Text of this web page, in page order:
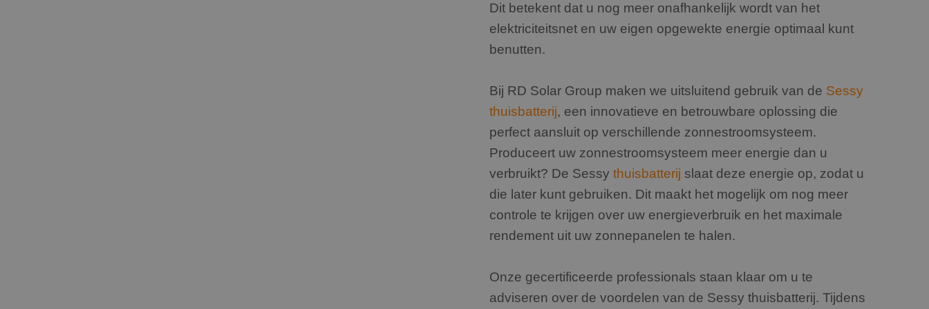
Dit betekent dat u nog meer onafhankelijk wordt van het
elektriciteitsnet en uw eigen opgewekte energie optimaal kunt
benutten.
Bij RD Solar Group maken we uitsluitend gebruik van de Sessy
thuisbatterij, een innovatieve en betrouwbare oplossing die
perfect aansluit op verschillende zonnestroomsysteem.
Produceert uw zonnestroomsysteem meer energie dan u
verbruikt? De Sessy thuisbatterij slaat deze energie op, zodat u
die later kunt gebruiken. Dit maakt het mogelijk om nog meer
controle te krijgen over uw energieverbruik en het maximale
rendement uit uw zonnepanelen te halen.
Onze gecertificeerde professionals staan klaar om u te
adviseren over de voordelen van de Sessy thuisbatterij. Tijdens
Deze cookie wordt gebruikt om gebruikersinteracties en betrokkenheid
op de website te volgen om de gebruikerservaring en
websitefunctionaliteit te verbeteren.